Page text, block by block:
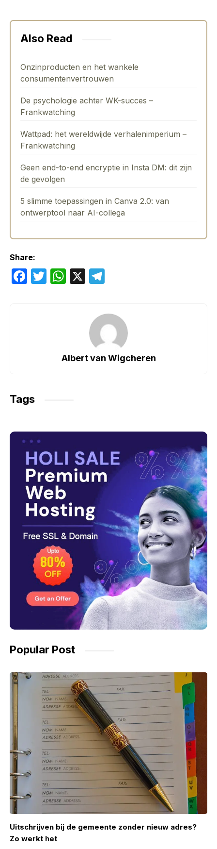
Also Read
Onzinproducten en het wankele
consumentenvertrouwen
De psychologie achter WK-succes –
Frankwatching
Wattpad: het wereldwijde verhalenimperium –
Frankwatching
Geen end-to-end encryptie in Insta DM: dit zijn
de gevolgen
5 slimme toepassingen in Canva 2.0: van
ontwerptool naar AI-collega
Share:
F
T
W
p
X
gr
a
m
Albert van Wigcheren
Tags
Popular Post
Uitschrijven bij de gemeente zonder nieuw adres?
Zo werkt het